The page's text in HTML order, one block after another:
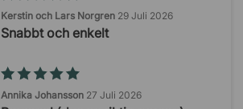
Kerstin och Lars Norgren 29 Juli 2026
Snabbt och enkelt
Annika Johansson 27 Juli 2026